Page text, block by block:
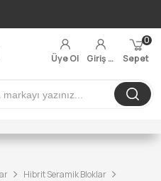
Üye Ol Giriş Yap Sepet
0
Hibrit Seramik Bloklar